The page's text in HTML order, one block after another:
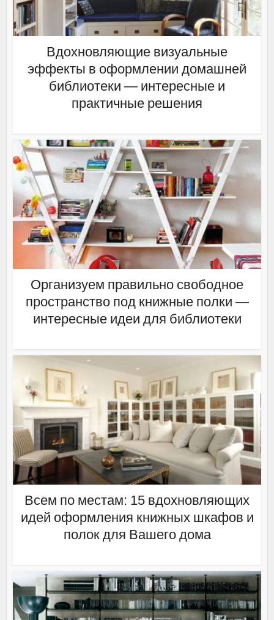
Вдохновляющие визуальные
эффекты в оформлении домашней
библиотеки — интересные и
практичные решения
Организуем правильно свободное
пространство под книжные полки —
интересные идеи для библиотеки
Всем по местам: 15 вдохновляющих
идей оформления книжных шкафов и
полок для Вашего дома